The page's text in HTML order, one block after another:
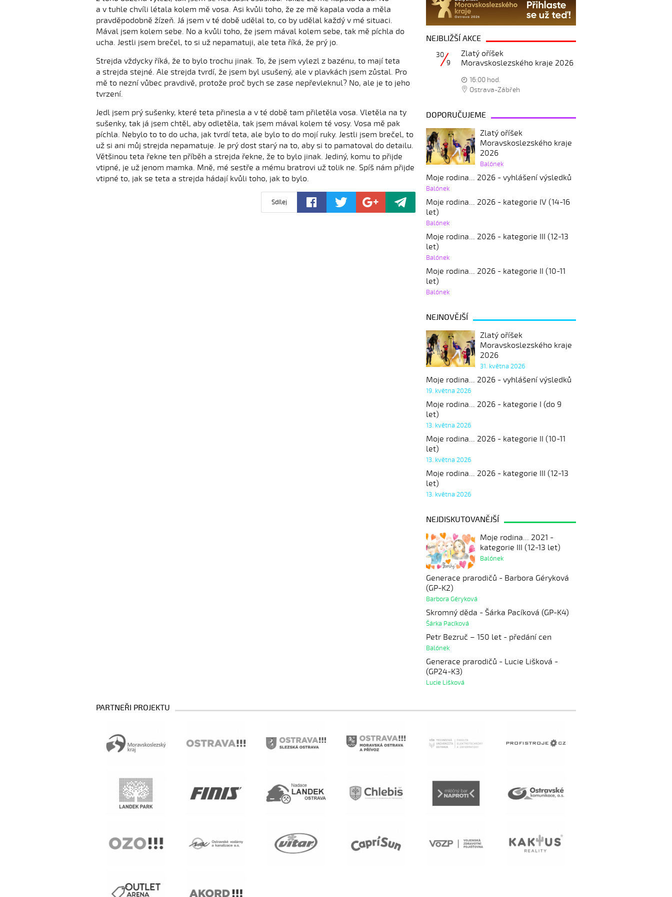
a v tuhle chvíli létala kolem mě vosa. Asi kvůli toho, že ze mě kapala voda a měla
pravděpodobně žízeň. Já jsem v té době udělal to, co by udělal každý v mé situaci.
Mával jsem kolem sebe. No a kvůli toho, že jsem mával kolem sebe, tak mě píchla do
ucha. Jestli jsem brečel, to si už nepamatuji, ale teta říká, že prý jo.
Strejda vždycky říká, že to bylo trochu jinak. To, že jsem vylezl z bazénu, to mají teta
a strejda stejné. Ale strejda tvrdí, že jsem byl usušený, ale v plavkách jsem zůstal. Pro
mě to nezní vůbec pravdivě, protože proč bych se zase nepřevleknul? No, ale je to jeho
tvrzení.
Jedl jsem prý sušenky, které teta přinesla a v té době tam přiletěla vosa. Vletěla na ty
sušenky, tak já jsem chtěl, aby odletěla, tak jsem mával kolem té vosy. Vosa mě pak
píchla. Nebylo to to do ucha, jak tvrdí teta, ale bylo to do mojí ruky. Jestli jsem brečel, to
už si ani můj strejda nepamatuje. Je prý dost starý na to, aby si to pamatoval do detailu.
Většinou teta řekne ten příběh a strejda řekne, že to bylo jinak. Jediný, komu to přijde
vtipné, je už jenom mamka. Mně, mé sestře a mému bratrovi už tolik ne. Spíš nám přijde
vtipné to, jak se teta a strejda hádají kvůli toho, jak to bylo.
Sdílej
NEJBLIŽŠÍ AKCE
Zlatý oříšek
Moravskoslezského kraje 2026
30
9
16:00 hod.
Ostrava-Zábřeh
DOPORUČUJEME
Zlatý oříšek
Moravskoslezského kraje
2026
Balónek
Moje rodina... 2026 - vyhlášení výsledků
Balónek
Moje rodina... 2026 - kategorie IV (14-16
let)
Balónek
Moje rodina... 2026 - kategorie III (12-13
let)
Balónek
Moje rodina... 2026 - kategorie II (10-11
let)
Balónek
NEJNOVĚJŠÍ
Zlatý oříšek
Moravskoslezského kraje
2026
31. května 2026
Moje rodina... 2026 - vyhlášení výsledků
19. května 2026
Moje rodina... 2026 - kategorie I (do 9
let)
13. května 2026
Moje rodina... 2026 - kategorie II (10-11
let)
13. května 2026
Moje rodina... 2026 - kategorie III (12-13
let)
13. května 2026
NEJDISKUTOVANĚJŠÍ
Moje rodina... 2021 -
kategorie III (12-13 let)
Balónek
Generace prarodičů - Barbora Géryková
(GP-K2)
Barbora Géryková
Skromný děda - Šárka Pacíková (GP-K4)
Šárka Pacíková
Petr Bezruč – 150 let - předání cen
Balónek
Generace prarodičů - Lucie Lišková -
(GP24-K3)
Lucie Lišková
PARTNEŘI PROJEKTU